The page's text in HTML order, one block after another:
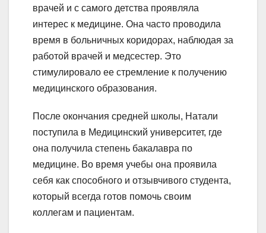
врачей и с самого детства проявляла
интерес к медицине. Она часто проводила
время в больничных коридорах, наблюдая за
работой врачей и медсестер. Это
стимулировало ее стремление к получению
медицинского образования.
После окончания средней школы, Натали
поступила в Медицинский университет, где
она получила степень бакалавра по
медицине. Во время учебы она проявила
себя как способного и отзывчивого студента,
который всегда готов помочь своим
коллегам и пациентам.